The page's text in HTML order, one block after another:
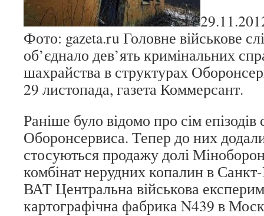
Фото: gazeta.ru Головне військове
об’єднало дев’ять кримінальних
шахрайства в структурах
29 листопада, газета Коммерсант.
Раніше було відомо про сім епізодів
Оборонсервиса. Тепер до них
стосуються продажу долі
комбінат нерудних копалин в Санкт-
ВАТ Центральна військова
картографічна фабрика N439 в